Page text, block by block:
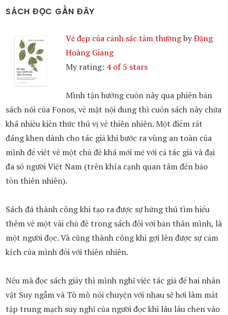
SÁCH ĐỌC GẦN ĐÂY
Vẻ đẹp của cảnh sắc tầm thườngbyĐặng
Hoàng Giang
My rating: 4 of 5 stars
Mình tận hưởng cuốn này qua phiên bản
sách nói của Fonos, về mặt nội dung thì cuốn sách này chứa
khá nhiều kiến thức thú vị về thiên nhiên. Một điểm rất
đáng khen dành cho tác giả khi bước ra vùng an toàn của
mình để viết về một chủ đề khá mới mẻ với cả tác giả và đại
đa số người Việt Nam (trên khía cạnh quan tâm đến bảo
tồn thiên nhiên).
Sách đã thành công khi tạo ra được sự hứng thú tìm hiểu
thêm về một vài chủ đề trong sách đối với bản thân mình, là
một người đọc. Và cũng thành công khi gợi lên được sự cảm
kích của mình đối với thiên nhiên.
Nếu mà đọc sách giấy thì mình nghĩ việc tác giả để hai nhân
vật Suy ngẫm và Tò mò nói chuyện với nhau sẽ hơi làm mất
tập trung mạch suy nghĩ của người đọc khi lâu lâu chen vào